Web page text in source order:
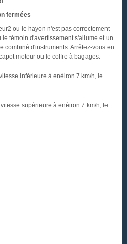
fermées
ou le hayon n'est pas correctement
témoin d'avertissement s'allume et un
combiné d'instruments. Arrêtez-vous en
moteur ou le coffre à bagages.
inférieure à enèiron 7 km/h, le
supérieure à enèiron 7 km/h, le